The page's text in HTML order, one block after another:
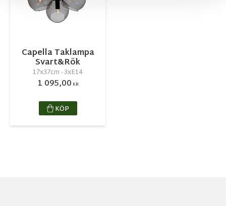
Capella Taklampa
Svart&Rök
17x37cm - 3xE14
1 095,00 KR
KÖP